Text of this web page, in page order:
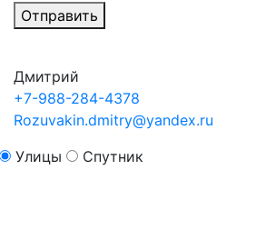
Отправить
Дмитрий
+7-988-284-4378
Rozuvakin.dmitry@yandex.ru
Улицы
Спутник